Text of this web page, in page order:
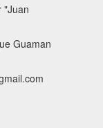
"Juan
Guaman